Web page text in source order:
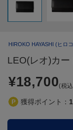
HIROKO HAYASHI (ヒロ
LEO(レオ)カー
¥18,700(税
獲得ポイント：